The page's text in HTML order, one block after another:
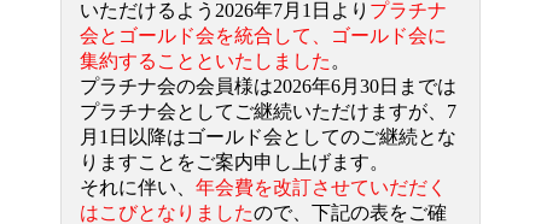
いただけるよう2026年7月1日より プラチナ
会とゴールド会を統合して、ゴールド会に
集約することといたしました 。
プラチナ会の会員様は2026年6月30日までは
プラチナ会としてご継続いただけますが、7
月1日以降はゴールド会としてのご継続とな
りますことをご案内申し上げます。
それに伴い、 年会費を改訂させていだだく
はこびとなりましたので、下記の表をご確